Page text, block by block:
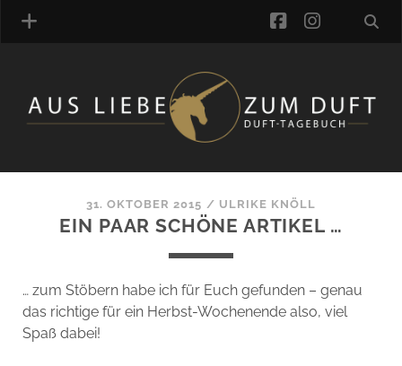
MANUFAKTUREN
DUFTNOTEN
SCHLAGWORTE
LINK-SAMMLUNG
ARTIKEL-ARCHIV
facebook
31. OKTOBER 2015 / ULRIKE KNÖLL
EIN PAAR SCHÖNE ARTIKEL …
… zum Stöbern habe ich für Euch gefunden – genau
das richtige für ein Herbst-Wochenende also, viel
Spaß dabei!